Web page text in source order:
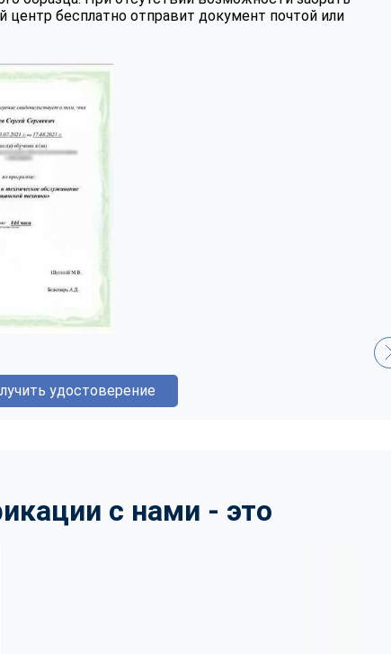
центр бесплатно отправит документ почтой или
удостоверение
с нами - это